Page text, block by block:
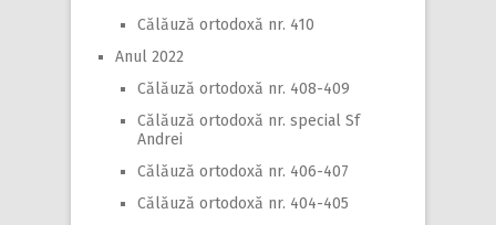
Călăuză ortodoxă nr. 410
Anul 2022
Călăuză ortodoxă nr. 408-409
Călăuză ortodoxă nr. special Sf
Andrei
Călăuză ortodoxă nr. 406-407
Călăuză ortodoxă nr. 404-405